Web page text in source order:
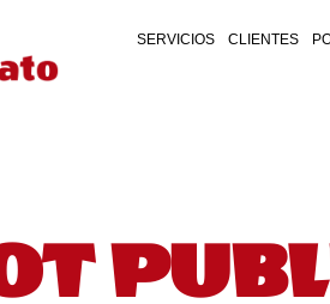
SERVICIOS CLIENTES